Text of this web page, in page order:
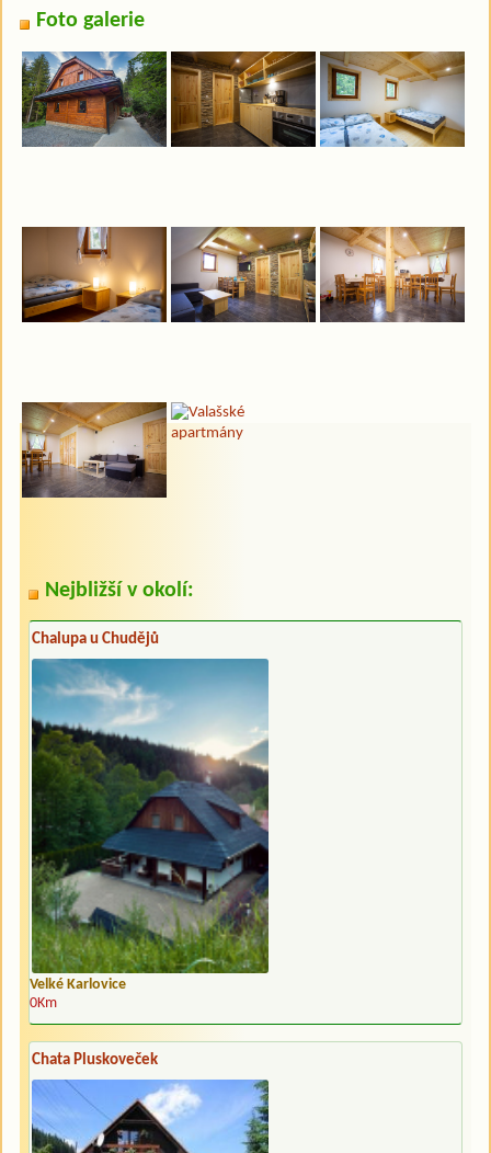
Foto galerie
Nejbližší v okolí:
Chalupa u Chudějů
Velké Karlovice
0Km
Chata Pluskoveček